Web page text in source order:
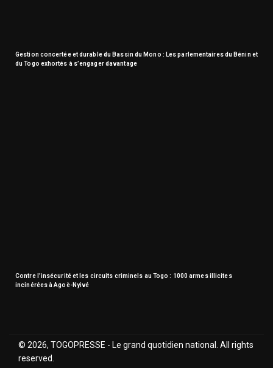
Gestion concertée et durable du Bassin du Mono : Les parlementaires du Bénin et
du Togo exhortés à s’engager davantage
Contre l’insécurité et les circuits criminels au Togo : 1000 armes illicites
incinérées à Agoè-Nyivé
© 2026, TOGOPRESSE - Le grand quotidien national. All rights
reserved.